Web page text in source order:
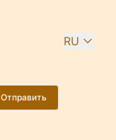
RU
Отправить